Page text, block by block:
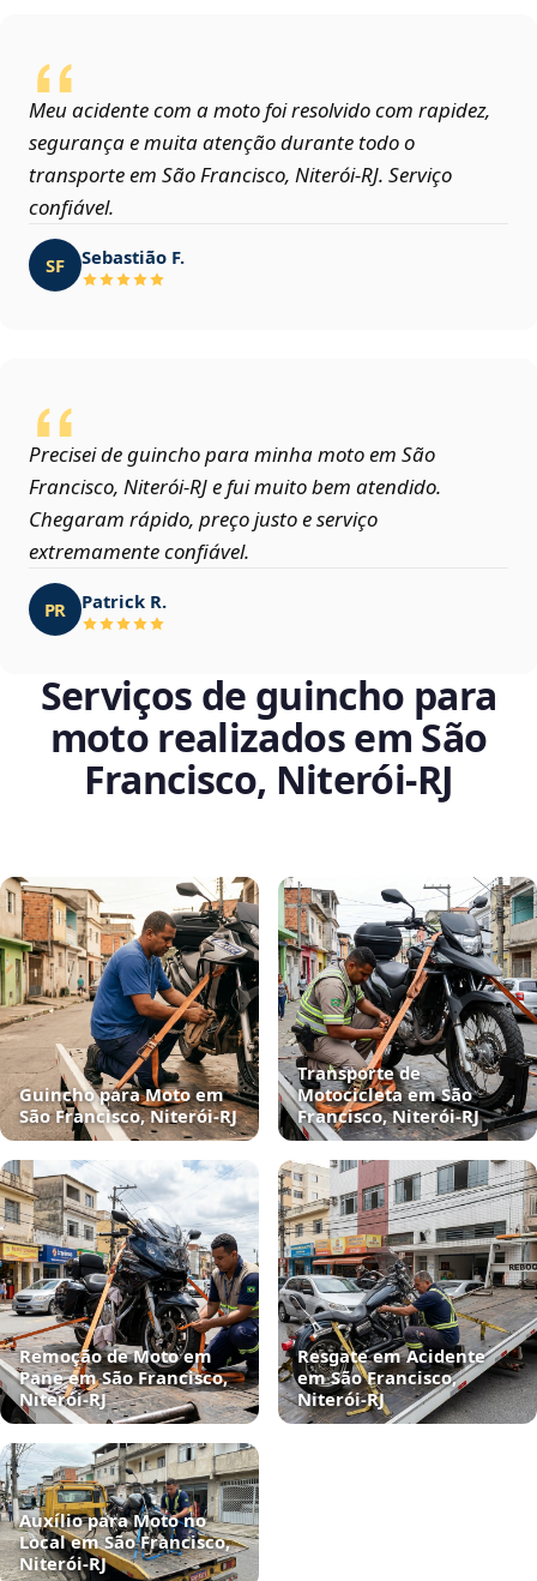
Meu acidente com a moto foi resolvido com rapidez,
segurança e muita atenção durante todo o
transporte em São Francisco, Niterói‑RJ. Serviço
confiável.
SF Sebastião F.
Precisei de guincho para minha moto em São
Francisco, Niterói‑RJ e fui muito bem atendido.
Chegaram rápido, preço justo e serviço
extremamente confiável.
PR Patrick R.
Serviços de guincho para
moto realizados em São
Francisco, Niterói‑RJ
Guincho para Moto em
São Francisco, Niterói‑RJ
Transporte de
Motocicleta em São
Francisco, Niterói‑RJ
Remoção de Moto em
Pane em São Francisco,
Niterói‑RJ
Resgate em Acidente
em São Francisco,
Niterói‑RJ
Auxílio para Moto no
Local em São Francisco,
Niterói‑RJ